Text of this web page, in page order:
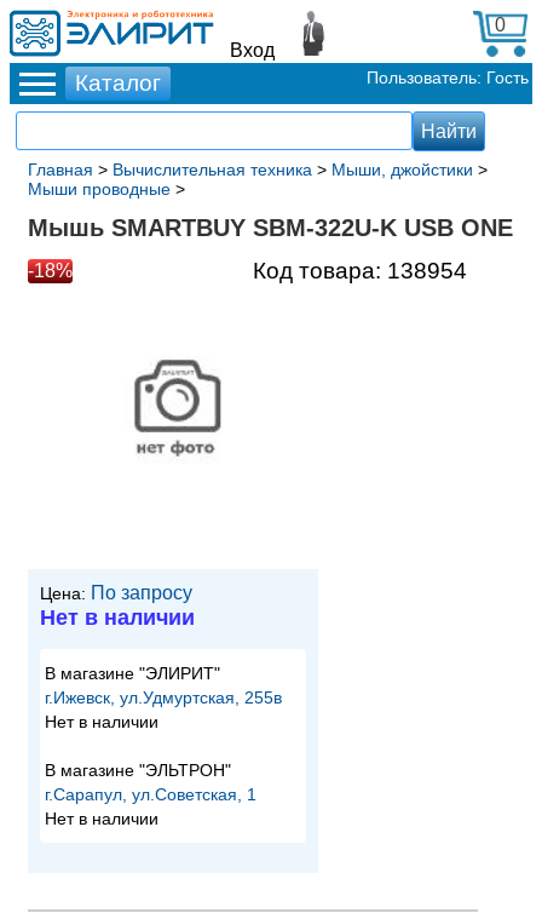
Вход
0
Пользователь: Гость
Главная > Вычислительная техника > Мыши, джойстики >
Мыши проводные >
Мышь SMARTBUY SBM-322U-K USB ONE
-18% Код товара: 138954
Цена: По запросу
Нет в наличии
В магазине "ЭЛИРИТ"
г.Ижевск, ул.Удмуртская, 255в
Нет в наличии
В магазине "ЭЛЬТРОН"
г.Сарапул, ул.Советская, 1
Нет в наличии